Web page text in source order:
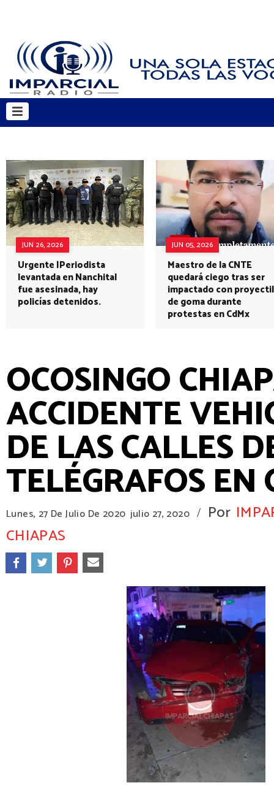
JUN 26, 2026
Urgente |Periodista
levantada en Nanchital
fue asesinada, hay
policías detenidos.
JUN 05, 2026
Maestro de la CNTE
quedará ciego tras ser
impactado con proyectil
de goma durante
protestas en CdMx
OCOSINGO
ACCIDENTE
DE LAS CALLES
TELÉGRAFOS EN
Lunes, 27 De Julio De 2020 julio 27, 2020 / Por
CHIAPAS